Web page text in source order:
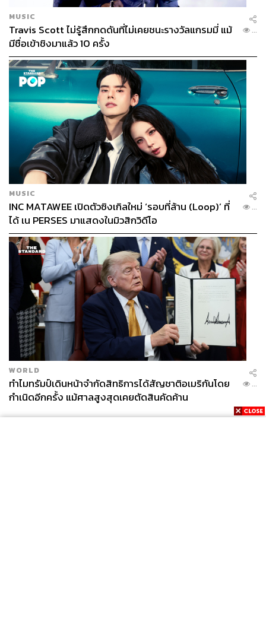
MUSIC
Travis Scott ไม่รู้สึกกดดันที่ไม่เคยชนะรางวัลแกรมมี่ แม้
มีชื่อเข้าชิงมาแล้ว 10 ครั้ง
...
MUSIC
INC MATAWEE เปิดตัวซิงเกิลใหม่ ‘รอบที่ล้าน (Loop)’ ที่
ได้ เน PERSES มาแสดงในมิวสิกวิดีโอ
...
WORLD
ทำไมทรัมป์เดินหน้าจำกัดสิทธิการได้สัญชาติอเมริกันโดย
กำเนิดอีกครั้ง แม้ศาลสูงสุดเคยตัดสินคัดค้าน
...